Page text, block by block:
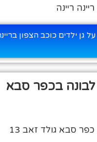
ריינה
גן ילדים כוכב הצפון בריינה
לבונה בכפר סבא
סבא גולד זאב 13